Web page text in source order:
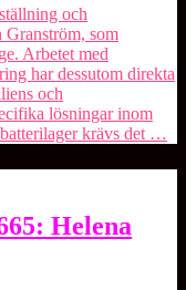
och
som
Arbetet med
har dessutom direkta
och
lösningar inom
krävs det …
Helena